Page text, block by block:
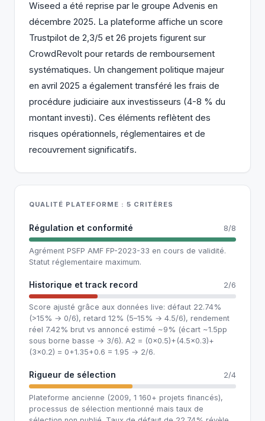
Wiseed a été reprise par le groupe Advenis en
décembre 2025. La plateforme affiche un score
Trustpilot de 2,3/5 et 26 projets figurent sur
CrowdRevolt pour retards de remboursement
systématiques. Un changement politique majeur
en avril 2025 a également transféré les frais de
procédure judiciaire aux investisseurs (4-8 % du
montant investi). Ces éléments reflètent des
risques opérationnels, réglementaires et de
recouvrement significatifs.
QUALITÉ PLATEFORME : 5 CRITÈRES
Régulation et conformité 8/8
Agrément PSFP AMF FP-2023-33 en cours de validité.
Statut réglementaire maximum.
Historique et track record 2/6
Score ajusté grâce aux données live: défaut 22.74%
(>15% → 0/6), retard 12% (5–15% → 4.5/6), rendement
réel 7.42% brut vs annoncé estimé ~9% (écart ~1.5pp
sous borne basse → 3/6). A2 = (0×0.5)+(4.5×0.3)+
(3×0.2) = 0+1.35+0.6 = 1.95 → 2/6.
Rigueur de sélection 2/4
Plateforme ancienne (2009, 1 160+ projets financés),
processus de sélection mentionné mais taux de